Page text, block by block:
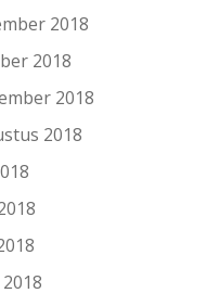
2018
2018
2018
2018